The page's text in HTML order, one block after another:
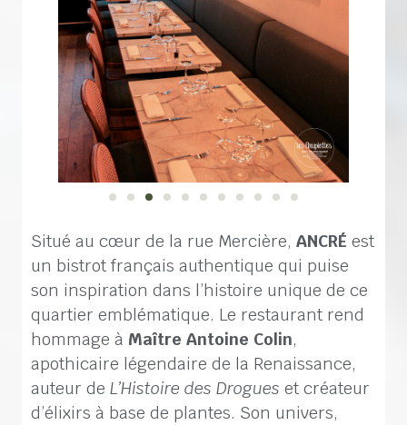
Situé au cœur de la rue Mercière, ANCRÉ est
un bistrot français authentique qui puise
son inspiration dans l’histoire unique de ce
quartier emblématique. Le restaurant rend
hommage à Maître Antoine Colin,
apothicaire légendaire de la Renaissance,
auteur de L’Histoire des Drogues et créateur
d’élixirs à base de plantes. Son univers,